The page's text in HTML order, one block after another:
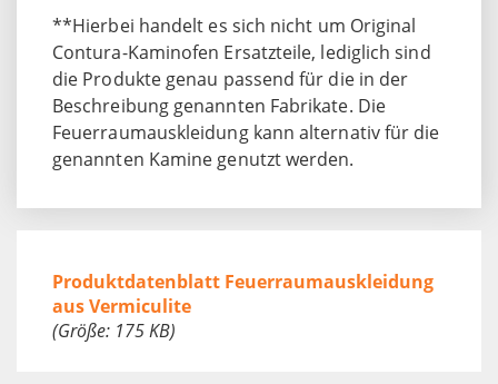
**Hierbei handelt es sich nicht um Original
Contura-Kaminofen Ersatzteile, lediglich sind
die Produkte genau passend für die in der
Beschreibung genannten Fabrikate. Die
Feuerraumauskleidung kann alternativ für die
genannten Kamine genutzt werden.
Produktdatenblatt Feuerraumauskleidung
aus Vermiculite
(Größe: 175 KB)